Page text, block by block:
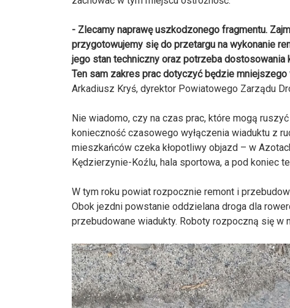
- Zlecamy naprawę uszkodzonego fragmentu.
przygotowujemy się do przetargu na wykonanie
jego stan techniczny oraz potrzeba dostosowania
Ten sam zakres prac dotyczyć będzie
Arkadiusz Kryś, dyrektor Powiatowego Zarządu
Nie wiadomo, czy na czas prac, które mogą
konieczność czasowego wyłączenia wiaduktu z
mieszkańców czeka kłopotliwy objazd – w
Kędzierzynie-Koźlu, hala sportowa, a pod koniec
W tym roku powiat rozpocznie remont i
Obok jezdni powstanie oddzielana droga dla
przebudowane wiadukty. Roboty rozpoczną się w